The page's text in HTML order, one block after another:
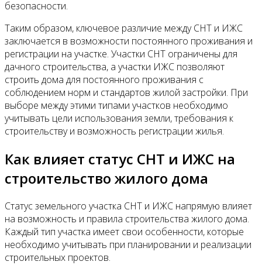
безопасности.
Таким образом, ключевое различие между СНТ и ИЖС
заключается в возможности постоянного проживания и
регистрации на участке. Участки СНТ ограничены для
дачного строительства, а участки ИЖС позволяют
строить дома для постоянного проживания с
соблюдением норм и стандартов жилой застройки. При
выборе между этими типами участков необходимо
учитывать цели использования земли, требования к
строительству и возможность регистрации жилья.
Как влияет статус СНТ и ИЖС на
строительство жилого дома
Статус земельного участка СНТ и ИЖС напрямую влияет
на возможность и правила строительства жилого дома.
Каждый тип участка имеет свои особенности, которые
необходимо учитывать при планировании и реализации
строительных проектов.